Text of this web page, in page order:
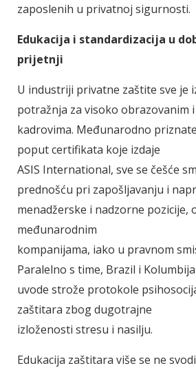
zaposlenih u privatnoj sigurnosti.
Edukacija i standardizacija u
prijetnji
U industriji privatne zaštite sve je
potražnja za visoko obrazovanim
kadrovima. Međunarodno
poput certifikata koje izdaje
ASIS International, sve se češće
prednošću pri zapošljavanju i
menadžerske i nadzorne pozicije,
međunarodnim
kompanijama, iako u pravnom
Paralelno s time, Brazil i
uvode strože protokole
zaštitara zbog dugotrajne
izloženosti stresu i nasilju.
Edukacija zaštitara više se ne